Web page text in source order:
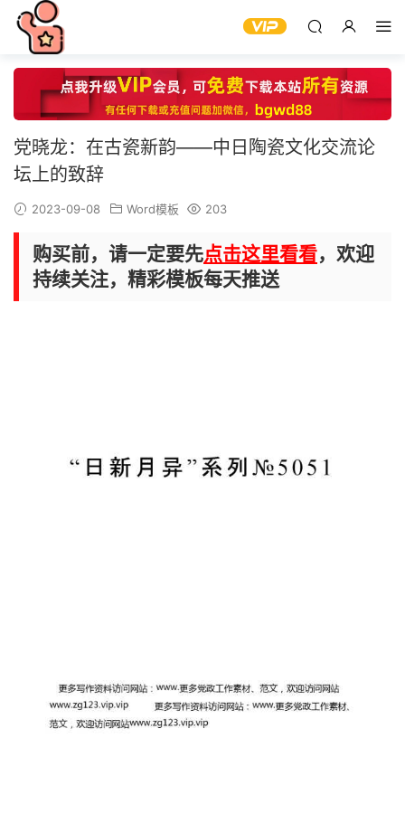
党晓龙：在古瓷新韵——中日陶瓷文化交流论
坛上的致辞
2023-09-08 Word模板 203
购买前，请一定要先点击这里看看，欢迎
持续关注，精彩模板每天推送